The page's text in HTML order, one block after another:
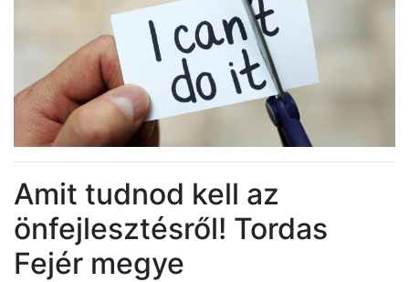
Amit tudnod kell az
önfejlesztésről! Tordas
Fejér megye